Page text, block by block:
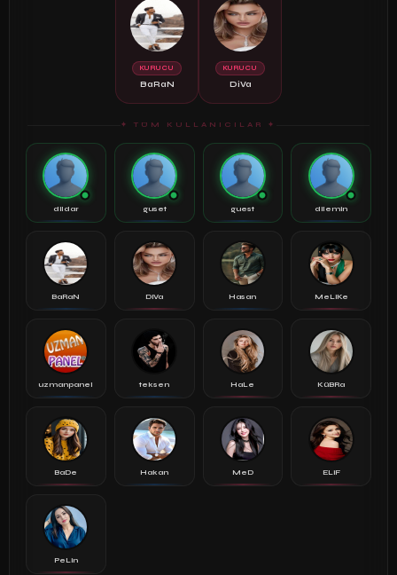
KURUCU
BaRaN
KURUCU
DiVa
✦ TÜM KULLANICILAR ✦
dildar guset guest dilemin
BaRaN DiVa Hasan MeLiKe
uzmanpanel teksen HaLe KüBRa
BaDe Hakan MeD ELiF
PeLin